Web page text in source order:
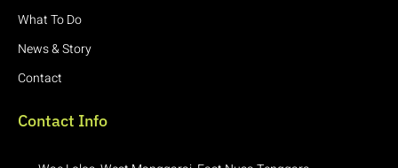
What To Do
News & Story
Contact
Contact Info